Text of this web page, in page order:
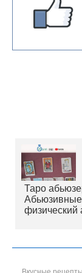
Таро
Абьюзивные
физический